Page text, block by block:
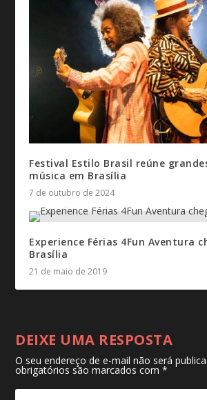
Festival Estilo Brasil reúne
música em Brasília
7 de outubro de 2024
Experience Férias 4Fun Aventura
Brasília
21 de maio de 2019
DEIXE UMA RESPOSTA
O seu endereço de e-mail não será
obrigatórios são marcados com*